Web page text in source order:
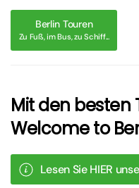
Berlin Touren
Zu Fuß, im Bus, zu Schiff...
Mit den besten
Welcome to
Lesen Sie HIER